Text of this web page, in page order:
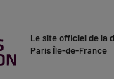
Le site officiel de la
Paris Île-de-France